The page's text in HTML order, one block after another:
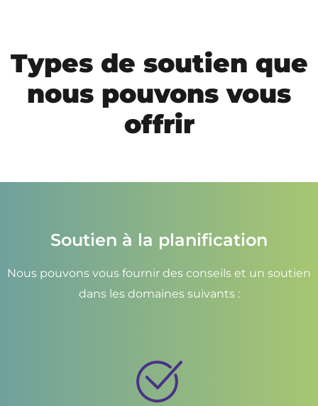
Types de soutien que
nous pouvons vous
offrir
Soutien à la planification
Nous pouvons vous fournir des conseils et un soutien
dans les domaines suivants :